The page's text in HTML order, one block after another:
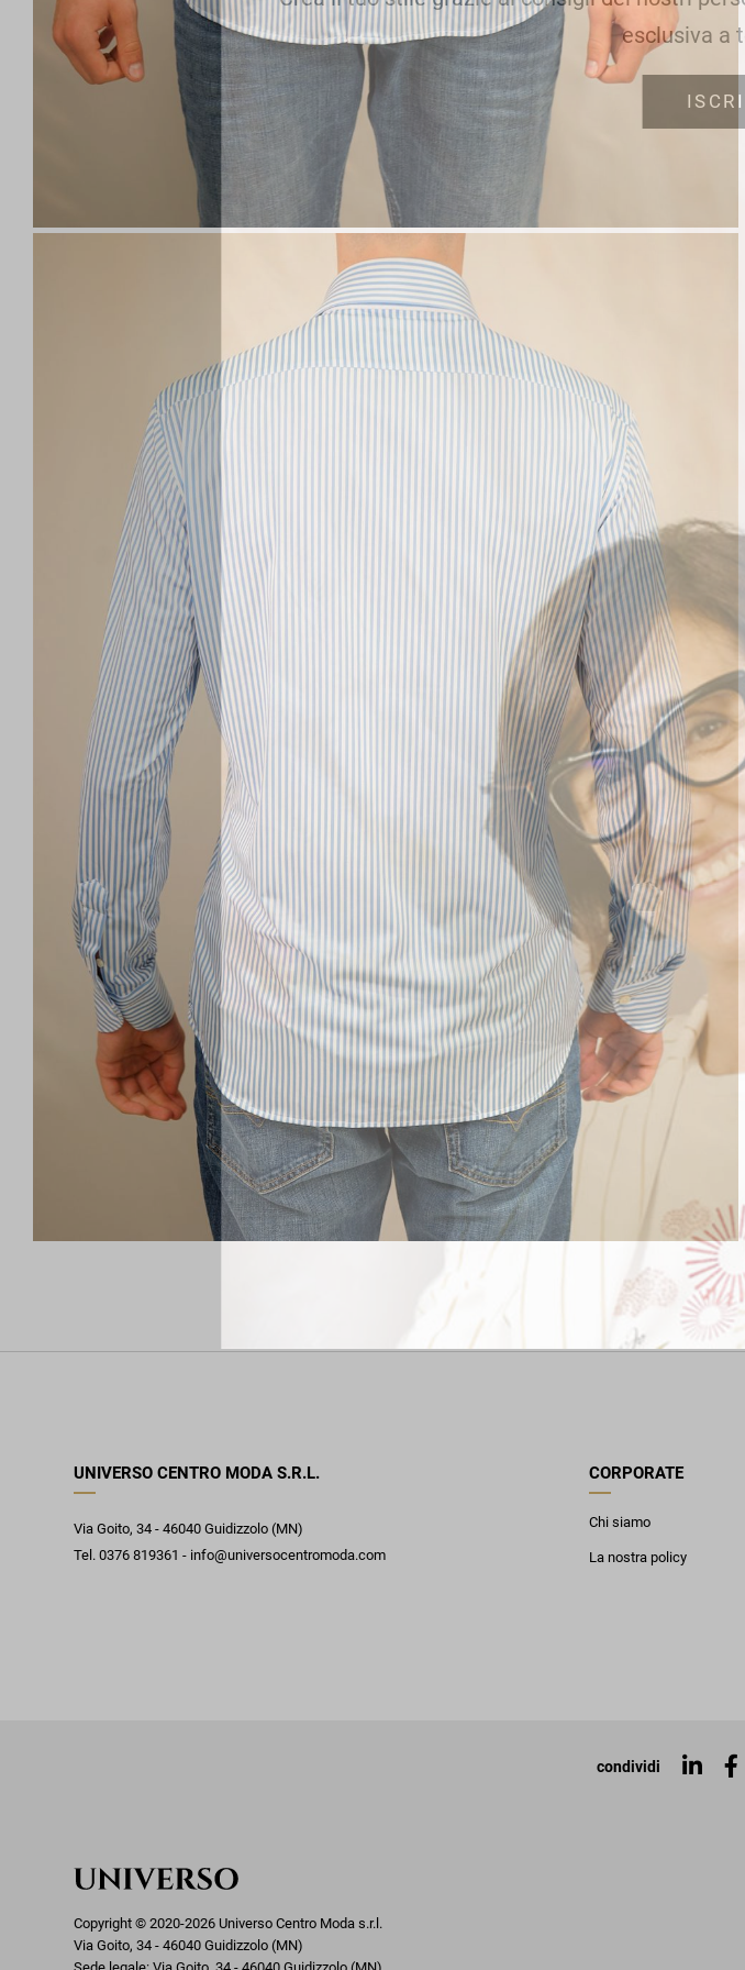
UNIVERSO CENTRO MODA S.R.L.
Via Goito, 34 - 46040 Guidizzolo (MN)
Tel. 0376 819361 - info@universocentromoda.com
CORPORATE
Chi siamo
La nostra policy
condividi
Copyright © 2020-2026 Universo Centro Moda s.r.l.
Via Goito, 34 - 46040 Guidizzolo (MN)
esclusiva a